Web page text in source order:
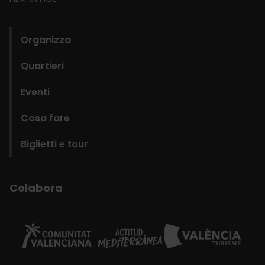
Organizza
Quartieri
Eventi
Cosa fare
Biglietti e tour
Colabora